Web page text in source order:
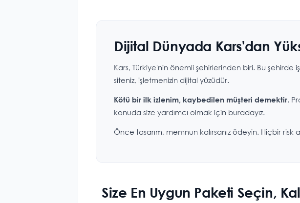
Dijital Dünyada Kars'dan
Kars, Türkiye'nin önemli şehirlerinden biri. Bu
siteniz, işletmenizin dijital yüzüdür.
Kötü bir ilk izlenim, kaybedilen müşteri demektir.
konuda size yardımcı olmak için buradayız.
Önce tasarım, memnun kalırsanız ödeyin. Hiçbir risk
Size En Uygun Paketi Seçin,